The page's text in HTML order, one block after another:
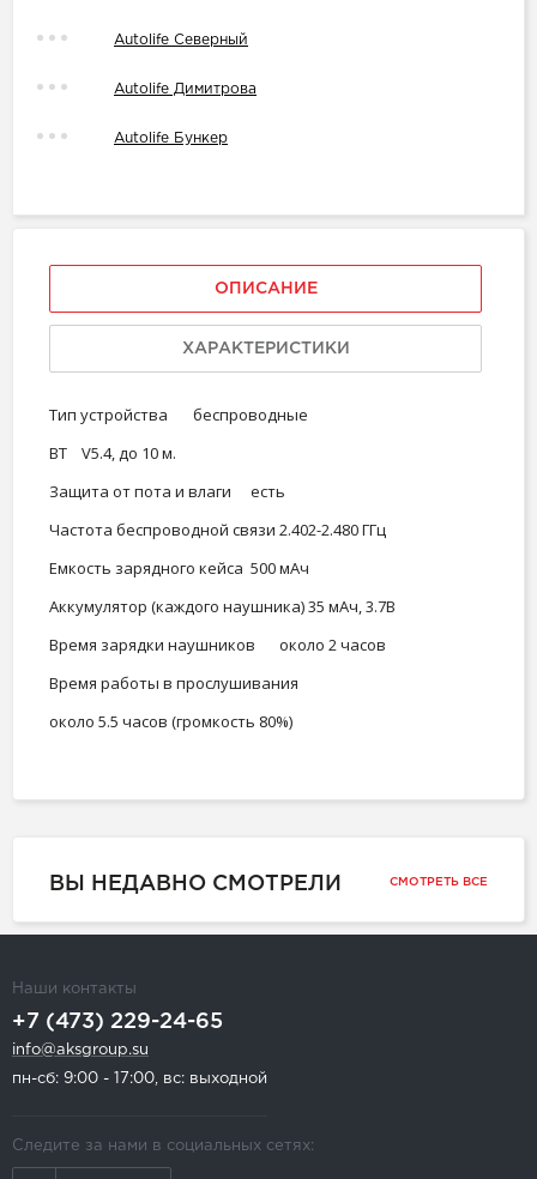
Autolife Северный
Autolife Димитрова
Autolife Бункер
ОПИСАНИЕ
ХАРАКТЕРИСТИКИ
Тип устройства
беспроводные
ВT
V5.4, до 10 м.
Защита от пота и влаги
есть
Частота беспроводной связи 2.402-2.480 ГГц
Емкость зарядного кейса 500 мАч
Аккумулятор (каждого наушника)35 мАч, 3.7В
Время зарядки наушников
около 2 часов
Время работы в прослушивания
около 5.5 часов (громкость 80%)
ВЫ НЕДАВНО СМОТРЕЛИ СМОТРЕТЬ ВСЕ
Наши контакты
+7 (473) 229-24-65
info@aksgroup.su
пн-сб: 9:00 - 17:00, вс: выходной
Следите за нами в социальных сетях: